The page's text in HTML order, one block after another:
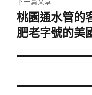
下
一
文
桃園通水管的
肥老字號的美